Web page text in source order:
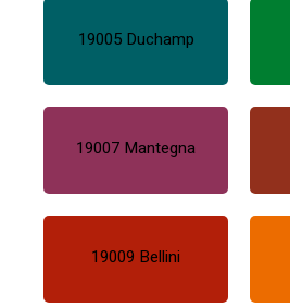
19005 Duchamp
19007 Mantegna
19009 Bellini